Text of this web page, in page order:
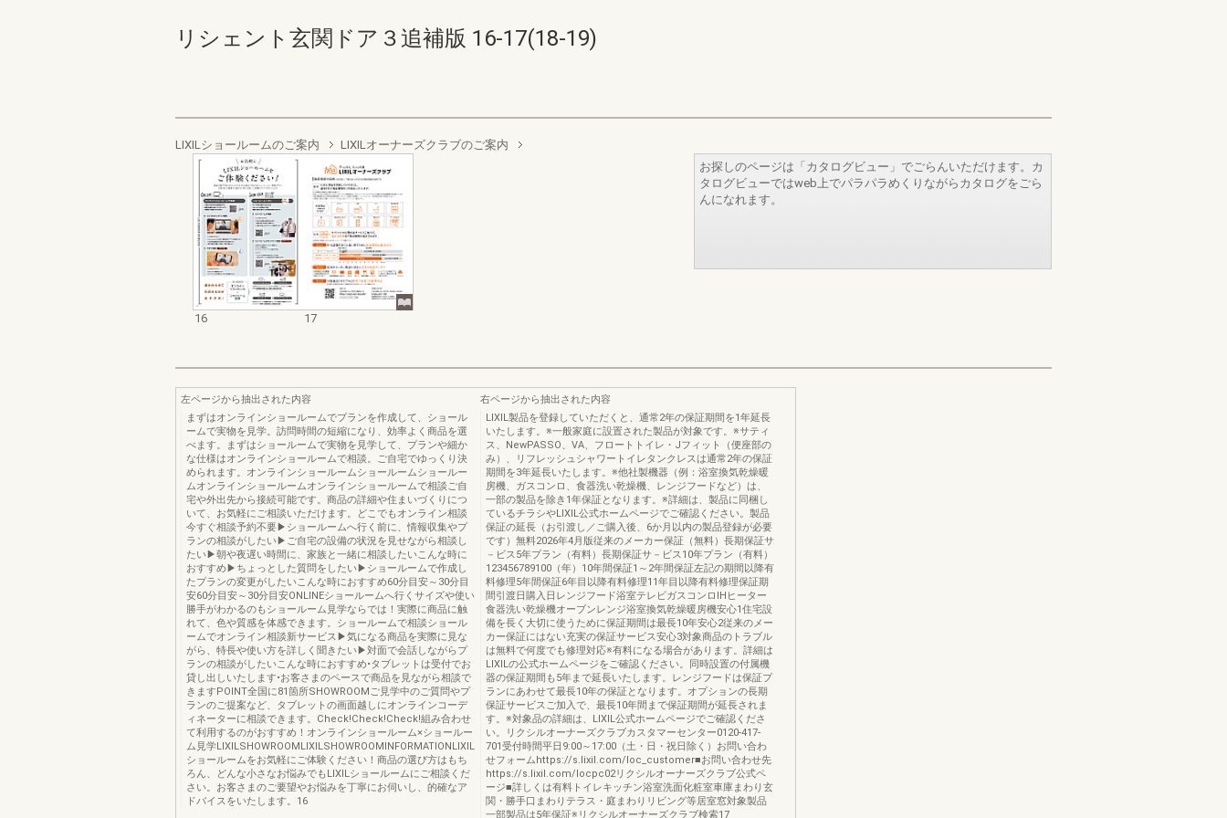
リシェント玄関ドア３追補版 16-17(18-19)
LIXILショールームのご案内 LIXILオーナーズクラブのご案内
16 17
お探しのページは「カタログビュー」でごらんいただけます。カ
タログビューではweb上でパラパラめくりながらカタログをごら
んになれます。
左ページから抽出された内容
まずはオンラインショールームでプランを作成して、ショール
ームで実物を見学。訪問時間の短縮になり、効率よく商品を選
べます。まずはショールームで実物を見学して、プランや細か
な仕様はオンラインショールームで相談。ご自宅でゆっくり決
められます。オンラインショールームショールームショールー
ムオンラインショールームオンラインショールームで相談ご自
宅や外出先から接続可能です。商品の詳細や住まいづくりにつ
いて、お気軽にご相談いただけます。どこでもオンライン相談
今すぐ相談予約不要▶ショールームへ行く前に、情報収集やプ
ランの相談がしたい▶ご自宅の設備の状況を見せながら相談し
たい▶朝や夜遅い時間に、家族と一緒に相談したいこんな時に
おすすめ▶ちょっとした質問をしたい▶ショールームで作成し
たプランの変更がしたいこんな時におすすめ60分目安～30分目
安60分目安～30分目安ONLINEショールームへ行くサイズや使い
勝手がわかるのもショールーム見学ならでは！実際に商品に触
れて、色や質感を体感できます。ショールームで相談ショール
ームでオンライン相談新サービス▶気になる商品を実際に見な
がら、特長や使い方を詳しく聞きたい▶対面で会話しながらプ
ランの相談がしたいこんな時におすすめ•タブレットは受付でお
貸し出しいたします•お客さまのペースで商品を見ながら相談で
きますPOINT全国に81箇所SHOWROOMご見学中のご質問やプ
ランのご提案など、タブレットの画面越しにオンラインコーデ
ィネーターに相談できます。Check!Check!Check!組み合わせ
て利用するのがおすすめ！オンラインショールーム×ショールー
ム見学LIXILSHOWROOMLIXILSHOWROOMINFORMATIONLIXIL
ショールームをお気軽にご体験ください！商品の選び方はもち
ろん、どんな小さなお悩みでもLIXILショールームにご相談くだ
さい。お客さまのご要望やお悩みを丁寧にお伺いし、的確なア
ドバイスをいたします。16
右ページから抽出された内容
LIXIL製品を登録していただくと、通常2年の保証期間を1年延長
いたします。※一般家庭に設置された製品が対象です。※サティ
ス、NewPASSO、VA、フロートトイレ・Jフィット（便座部の
み）、リフレッシュシャワートイレタンクレスは通常2年の保証
期間を3年延長いたします。※他社製機器（例：浴室換気乾燥暖
房機、ガスコンロ、食器洗い乾燥機、レンジフードなど）は、
一部の製品を除き1年保証となります。※詳細は、製品に同梱し
ているチラシやLIXIL公式ホームページでご確認ください。製品
保証の延長（お引渡し／ご購入後、6か月以内の製品登録が必要
です）無料2026年4月版従来のメーカー保証（無料）長期保証サ
－ビス5年プラン（有料）長期保証サ－ビス10年プラン（有料）
123456789100（年）10年間保証1～2年間保証左記の期間以降有
料修理5年間保証6年目以降有料修理11年目以降有料修理保証期
間引渡日購入日レンジフード浴室テレビガスコンロIHヒーター
食器洗い乾燥機オーブンレンジ浴室換気乾燥暖房機安心1住宅設
備を長く大切に使うために保証期間は最長10年安心2従来のメー
カー保証にはない充実の保証サービス安心3対象商品のトラブル
は無料で何度でも修理対応※有料になる場合があります。詳細は
LIXILの公式ホームページをご確認ください。同時設置の付属機
器の保証期間も5年まで延長いたします。レンジフードは保証プ
ランにあわせて最長10年の保証となります。オプションの長期
保証サービスご加入で、最長10年間まで保証期間が延長されま
す。※対象品の詳細は、LIXIL公式ホームページでご確認くださ
い。リクシルオーナーズクラブカスタマーセンター0120-417-
701受付時間平日9:00～17:00（土・日・祝日除く）お問い合わ
せフォームhttps://s.lixil.com/loc_customer■お問い合わせ先
https://s.lixil.com/locpc02リクシルオーナーズクラブ公式ペ
ージ■詳しくは有料トイレキッチン浴室洗面化粧室車庫まわり玄
関・勝手口まわりテラス・庭まわりリビング等居室窓対象製品
一部製品は5年保証※リクシルオーナーズクラブ検索17